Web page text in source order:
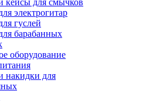
электрогитар
гуслей
барабанных
оборудование
накидки для